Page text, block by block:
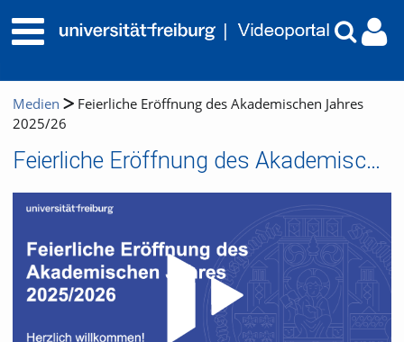
Medien
Feierliche Eröffnung des Akademischen Jahres
2025/26
Feierliche Eröffnung des Akademischen Jahres 2025/26